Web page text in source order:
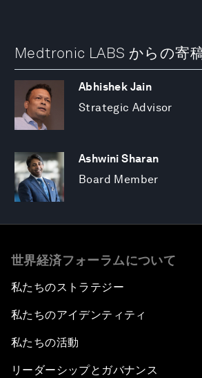
Medtronic LABS からの寄
Abhishek Jain
Strategic Advisor
Ashwini Sharan
Board Member
世界経済フォーラムについて
私たちのストラテジー
私たちのアイデンティティ
私たちの活動
リーダーシップとガバナンス